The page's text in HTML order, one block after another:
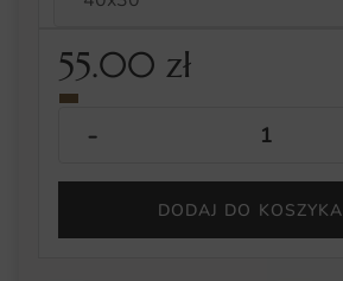
55.00 zł
DODAJ DO KOSZYKA